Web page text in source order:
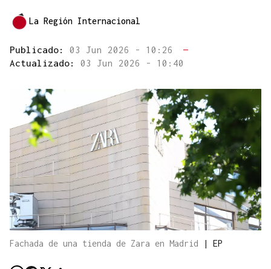
La Región Internacional
Publicado: 03 Jun 2026 - 10:26
—
Actualizado: 03 Jun 2026 - 10:40
Fachada de una tienda de Zara en Madrid | EP